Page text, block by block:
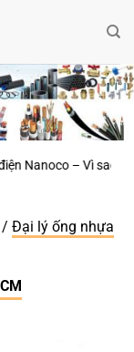
trình bền vững
/ Đại lý ống nhựa